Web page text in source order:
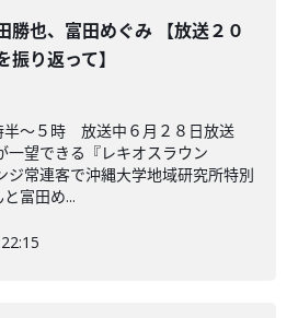
勝也、富田めぐみ 【放送２０
振り返って】
～５時 放送中６月２８日放送
一望できる『レキオスラウン
ジ常連客で沖縄大学地域研究所特別
富田め...